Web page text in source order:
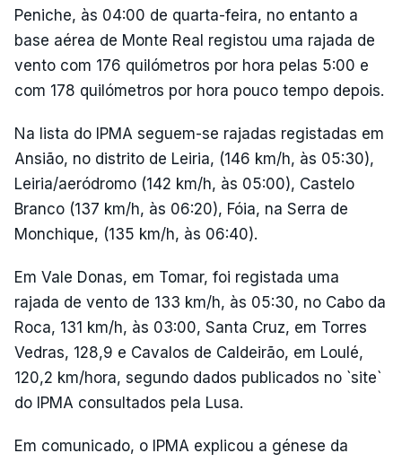
Peniche, às 04:00 de quarta-feira, no entanto a
base aérea de Monte Real registou uma rajada de
vento com 176 quilómetros por hora pelas 5:00 e
com 178 quilómetros por hora pouco tempo depois.
Na lista do IPMA seguem-se rajadas registadas em
Ansião, no distrito de Leiria, (146 km/h, às 05:30),
Leiria/aeródromo (142 km/h, às 05:00), Castelo
Branco (137 km/h, às 06:20), Fóia, na Serra de
Monchique, (135 km/h, às 06:40).
Em Vale Donas, em Tomar, foi registada uma
rajada de vento de 133 km/h, às 05:30, no Cabo da
Roca, 131 km/h, às 03:00, Santa Cruz, em Torres
Vedras, 128,9 e Cavalos de Caldeirão, em Loulé,
120,2 km/hora, segundo dados publicados no `site`
do IPMA consultados pela Lusa.
Em comunicado, o IPMA explicou a génese da